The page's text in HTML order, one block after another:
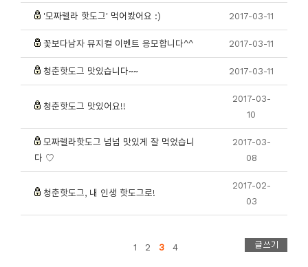
'모짜렐라 핫도그' 먹어봤어요 :) 2017-03-11
꽃보다남자 뮤지컬 이벤트 응모합니다^^ 2017-03-11
청춘핫도그 맛있습니다~~ 2017-03-11
청춘핫도그 맛있어요!!
2017-03-
10
모짜렐라핫도그 넘넘 맛있게 잘 먹었습니
다 ♡
2017-03-
08
청춘핫도그, 내 인생 핫도그로!
2017-02-
03
1 2 3 4